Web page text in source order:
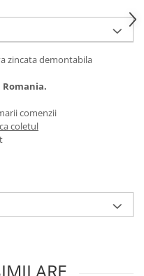
zincata demontabila
Romania.
comenzii
coletul